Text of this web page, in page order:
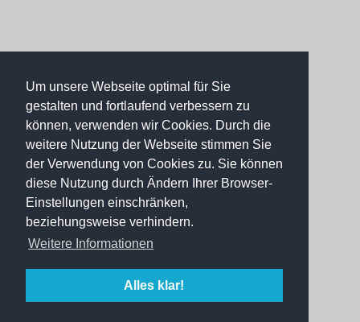
Um unsere Webseite optimal für Sie
gestalten und fortlaufend verbessern zu
können, verwenden wir Cookies. Durch die
weitere Nutzung der Webseite stimmen Sie
der Verwendung von Cookies zu. Sie können
diese Nutzung durch Ändern Ihrer Browser-
Einstellungen einschränken,
beziehungsweise verhindern.
Weitere Informationen
Alles klar!